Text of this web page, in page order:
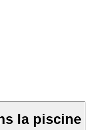
la piscine